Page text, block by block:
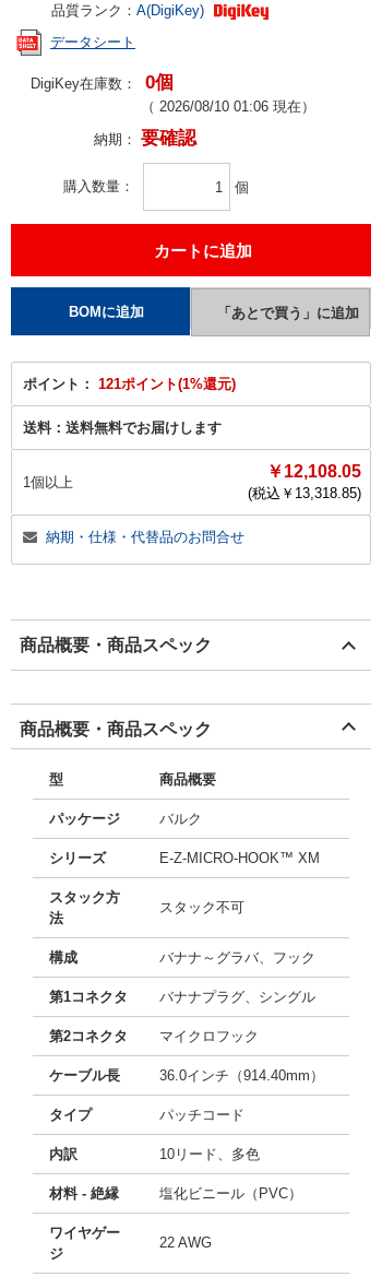
品質ランク： A(DigiKey)
データシート
DigiKey在庫数： 0個
（ 2026/08/10 01:06 現在）
納期： 要確認
購入数量 個
ポイント： 121ポイント(1%還元)
送料： 送料無料でお届けします
1個以上
￥12,108.05
(税込￥ 13,318.85)
納期・仕様・代替品のお問合せ
商品概要・商品スペック
商品概要・商品スペック
型 商品概要
パッケージ バルク
シリーズ E-Z-MICRO-HOOK™ XM
スタック方
法
スタック不可
構成 バナナ～グラバ、フック
第1コネクタ バナナプラグ、シングル
第2コネクタ マイクロフック
ケーブル長 36.0インチ（914.40mm）
タイプ パッチコード
内訳 10リード、多色
材料 - 絶縁 塩化ビニール（PVC）
ワイヤゲー
ジ
22 AWG